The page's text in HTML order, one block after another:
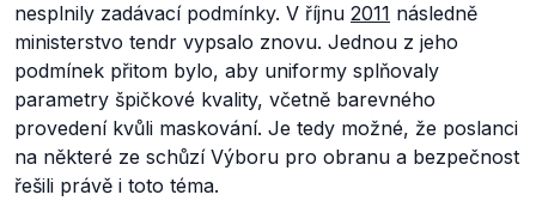
nesplnily zadávací podmínky. V říjnu 2011 následně
ministerstvo tendr vypsalo znovu. Jednou z jeho
podmínek přitom bylo, aby uniformy splňovaly
parametry špičkové kvality, včetně barevného
provedení kvůli maskování. Je tedy možné, že poslanci
na některé ze schůzí Výboru pro obranu a bezpečnost
řešili právě i toto téma.